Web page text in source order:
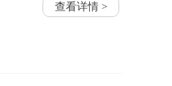
查看详情 >